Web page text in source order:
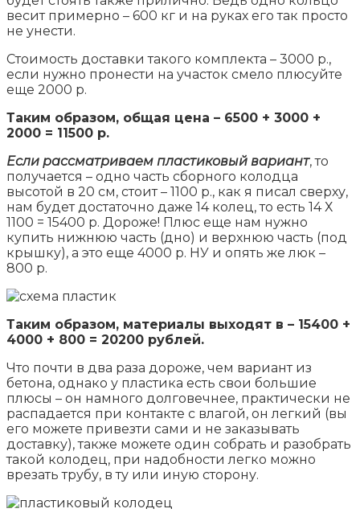
весит примерно – 600 кг и на руках его так просто
не унести.
Стоимость доставки такого комплекта – 3000 р.,
если нужно пронести на участок смело плюсуйте
еще 2000 р.
Таким образом, общая цена – 6500 + 3000 +
2000 = 11500 р.
Если рассматриваем пластиковый вариант, то
получается – одно часть сборного колодца
высотой в 20 см, стоит – 1100 р., как я писал сверху,
нам будет достаточно даже 14 колец, то есть 14 Х
1100 = 15400 р. Дороже! Плюс еще нам нужно
купить нижнюю часть (дно) и верхнюю часть (под
крышку), а это еще 4000 р. НУ и опять же люк –
800 р.
Таким образом, материалы выходят в – 15400 +
4000 + 800 = 20200 рублей.
Что почти в два раза дороже, чем вариант из
бетона, однако у пластика есть свои большие
плюсы – он намного долговечнее, практически не
распадается при контакте с влагой, он легкий (вы
его можете привезти сами и не заказывать
доставку), также можете один собрать и разобрать
такой колодец, при надобности легко можно
врезать трубу, в ту или иную сторону.